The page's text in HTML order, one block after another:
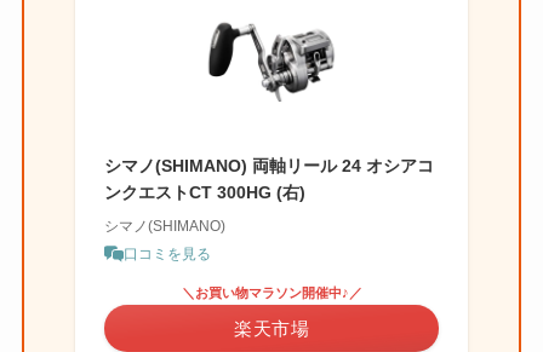
シマノ(SHIMANO) 両軸リール 24 オシアコ
ンクエストCT 300HG (右)
シマノ(SHIMANO)
口コミを見る
＼お買い物マラソン開催中♪／
楽天市場